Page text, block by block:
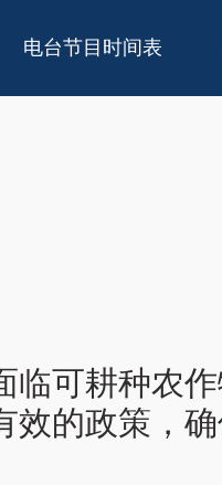
电台节目时间表
临可耕种农
的政策，